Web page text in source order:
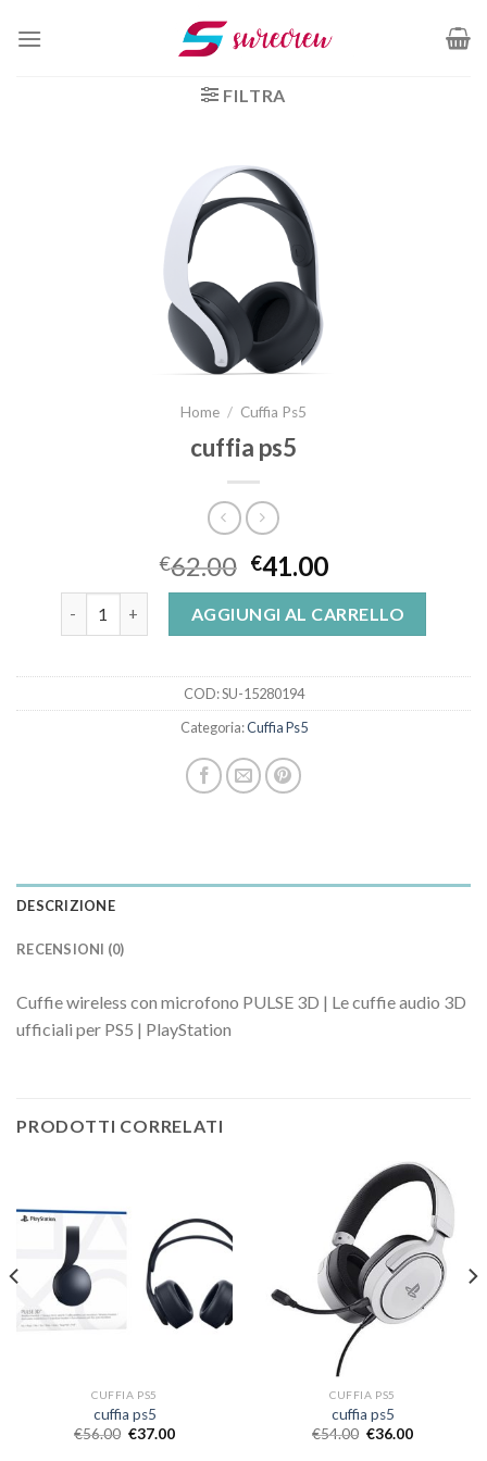
FILTRA
Home / Cuffia Ps5
cuffia ps5
€62.00 €41.00
AGGIUNGI AL CARRELLO
COD:SU-15280194
Categoria:Cuffia Ps5
DESCRIZIONE
RECENSIONI (0)
Cuffie wireless con microfono PULSE 3D | Le cuffie audio 3D
ufficiali per PS5 | PlayStation
PRODOTTI CORRELATI
CUFFIA PS5
cuffia ps5
€56.00 €37.00
CUFFIA PS5
cuffia ps5
€54.00 €36.00